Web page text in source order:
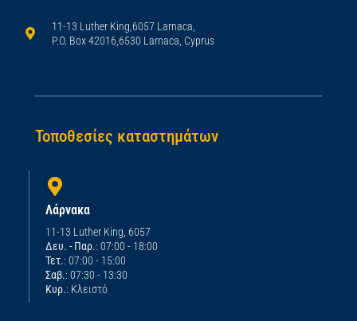
11-13 Luther King,6057 Larnaca,
P.O. Box 42016,6530 Larnaca, Cyprus
Τοποθεσίες καταστημάτων
Λάρνακα
11-13 Luther King, 6057
Δευ. - Παρ.: 07:00 - 18:00
Τετ.: 07:00 - 15:00
Σαβ.: 07:30 - 13:30
Κυρ.: Κλειστό